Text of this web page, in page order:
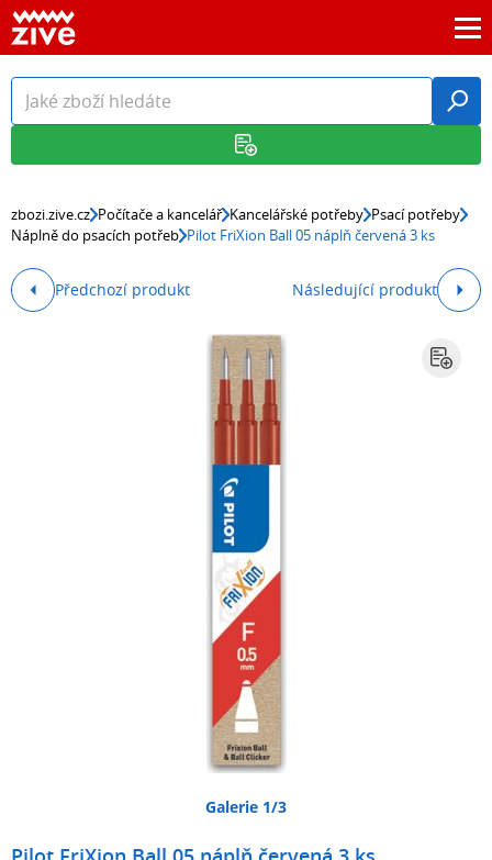
zbozi.zive.cz Počítače a kancelář Kancelářské potřeby Psací potřeby
Náplně do psacích potřeb Pilot FriXion Ball 05 náplň červená 3 ks
Předchozí produkt Následující produkt
Galerie 1/3